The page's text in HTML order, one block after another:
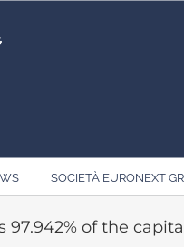
SOCIETÀ EURONEXT
97.942% of the